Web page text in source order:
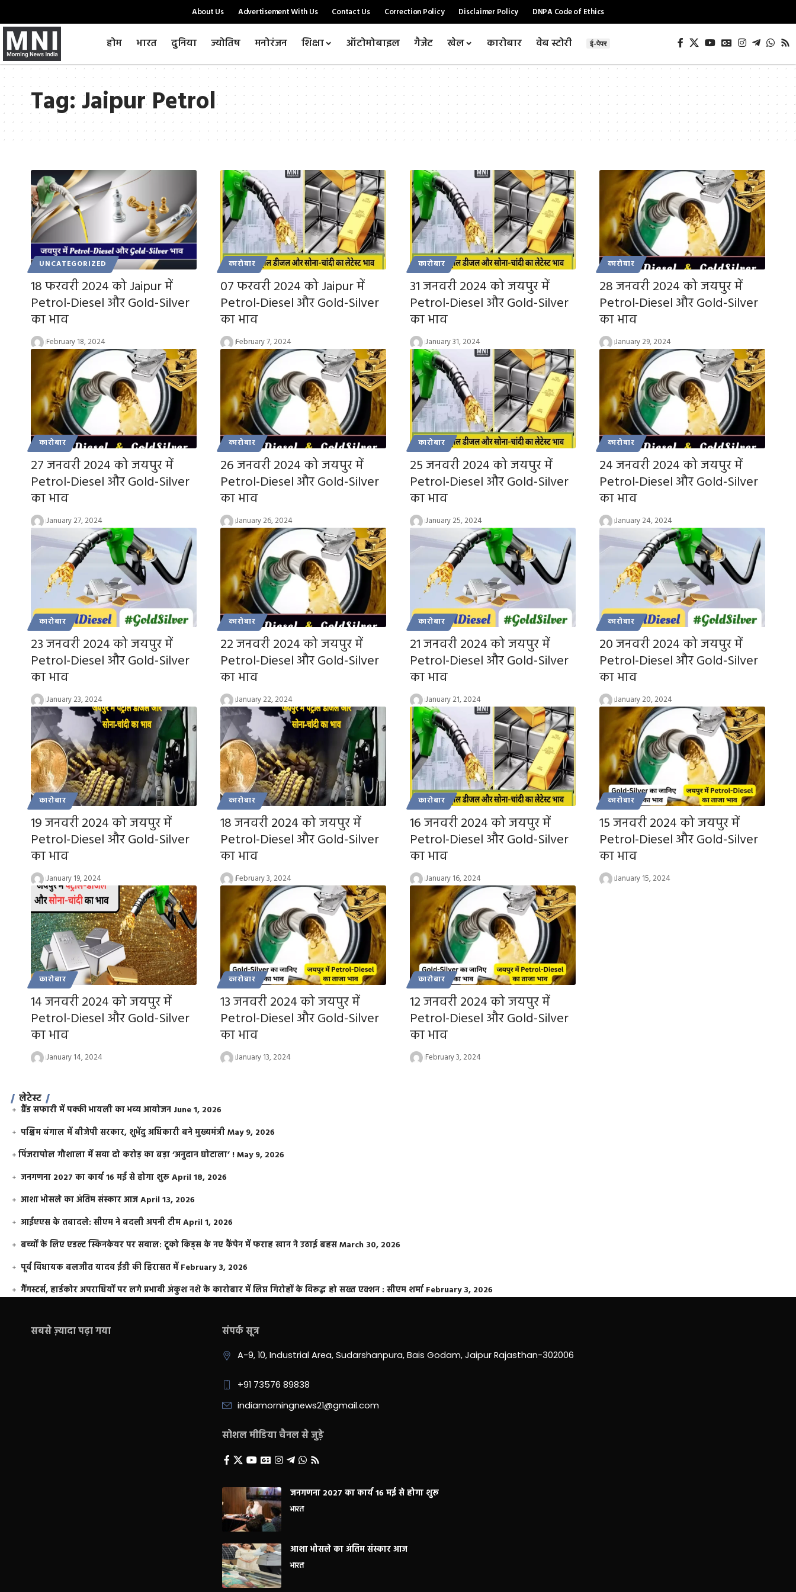
About Us Advertisement With Us Contact Us Correction Policy Disclaimer Policy DNPA Code of Ethics
होम भारत दुनिया ज्योतिष मनोरंजन शिक्षा ऑटोमोबाइल गैजेट खेल कारोबार वेब स्टोरी ई-पेपर
Tag:Jaipur Petrol
UNCATEGORIZED
18 फरवरी 2024 को Jaipur में
Petrol-Diesel और Gold-Silver
का भाव
February 18, 2024
कारोबार
07 फरवरी 2024 को Jaipur में
Petrol-Diesel और Gold-Silver
का भाव
February 7, 2024
कारोबार
31 जनवरी 2024 को जयपुर में
Petrol-Diesel और Gold-Silver
का भाव
January 31, 2024
कारोबार
28 जनवरी 2024 को जयपुर में
Petrol-Diesel और Gold-Silver
का भाव
January 29, 2024
कारोबार
27 जनवरी 2024 को जयपुर में
Petrol-Diesel और Gold-Silver
का भाव
January 27, 2024
कारोबार
26 जनवरी 2024 को जयपुर में
Petrol-Diesel और Gold-Silver
का भाव
January 26, 2024
कारोबार
25 जनवरी 2024 को जयपुर में
Petrol-Diesel और Gold-Silver
का भाव
January 25, 2024
कारोबार
24 जनवरी 2024 को जयपुर में
Petrol-Diesel और Gold-Silver
का भाव
January 24, 2024
कारोबार
23 जनवरी 2024 को जयपुर में
Petrol-Diesel और Gold-Silver
का भाव
January 23, 2024
कारोबार
22 जनवरी 2024 को जयपुर में
Petrol-Diesel और Gold-Silver
का भाव
January 22, 2024
कारोबार
21 जनवरी 2024 को जयपुर में
Petrol-Diesel और Gold-Silver
का भाव
January 21, 2024
कारोबार
20 जनवरी 2024 को जयपुर में
Petrol-Diesel और Gold-Silver
का भाव
January 20, 2024
कारोबार
19 जनवरी 2024 को जयपुर में
Petrol-Diesel और Gold-Silver
का भाव
January 19, 2024
कारोबार
18 जनवरी 2024 को जयपुर में
Petrol-Diesel और Gold-Silver
का भाव
February 3, 2024
कारोबार
16 जनवरी 2024 को जयपुर में
Petrol-Diesel और Gold-Silver
का भाव
January 16, 2024
कारोबार
15 जनवरी 2024 को जयपुर में
Petrol-Diesel और Gold-Silver
का भाव
January 15, 2024
कारोबार
14 जनवरी 2024 को जयपुर में
Petrol-Diesel और Gold-Silver
का भाव
January 14, 2024
कारोबार
13 जनवरी 2024 को जयपुर में
Petrol-Diesel और Gold-Silver
का भाव
January 13, 2024
कारोबार
12 जनवरी 2024 को जयपुर में
Petrol-Diesel और Gold-Silver
का भाव
February 3, 2024
लेटेस्ट
ग्रैंड सफारी में पक्की भायली का भव्य आयोजन June 1, 2026
पश्चिम बंगाल में बीजेपी सरकार, शुभेंदु अधिकारी बने मुख्यमंत्रीMay 9, 2026
​पिंजरापोल गौशाला में सवा दो करोड़ का बड़ा ‘अनुदान घोटाला’ !May 9, 2026
जनगणना 2027 का कार्य 16 मई से होगा शुरूApril 18, 2026
आशा भोसले का अंतिम संस्कार आजApril 13, 2026
आईएएस के तबादले: सीएम ने बदली अपनी टीमApril 1, 2026
बच्चों के लिए एडल्ट स्किनकेयर पर सवाल: टूको किड्स के नए कैंपेन में फराह खान ने उठाई बहसMarch 30, 2026
पूर्व विधायक बलजीत यादव ईडी की हिरासत में February 3, 2026
गैंगस्टर्स, हार्डकोर अपराधियों पर लगे प्रभावी अंकुश नशे के कारोबार में लिप्त गिरोहों के विरूद्ध हो सख्त एक्शन : सीएम शर्मा February 3, 2026
सबसे ज़्यादा पढ़ा गया संपर्क सूत्र
A-9, 10, Industrial Area, Sudarshanpura, Bais Godam, Jaipur Rajasthan-302006
+91 73576 89838
indiamorningnews21@gmail.com
सोशल मीडिया चैनल से जुड़े
जनगणना 2027 का कार्य 16 मई से होगा शुरू
भारत
आशा भोसले का अंतिम संस्कार आज
भारत